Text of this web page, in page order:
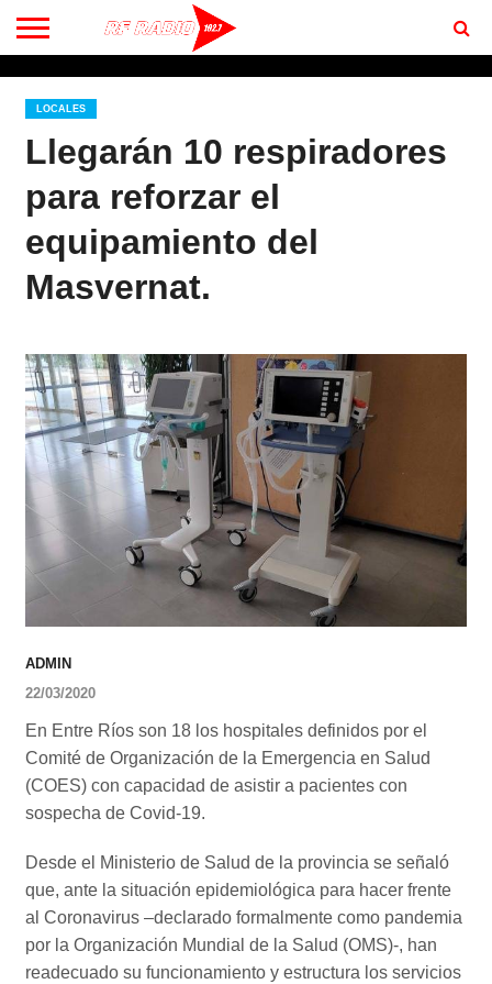
CONTACTO
BIENVENIDOS
A RF 102.7 FM
LOCALES
Llegarán 10 respiradores
para reforzar el
equipamiento del
Masvernat.
ADMIN
22/03/2020
En Entre Ríos son 18 los hospitales definidos por el
Comité de Organización de la Emergencia en Salud
(COES) con capacidad de asistir a pacientes con
sospecha de Covid-19.
Desde el Ministerio de Salud de la provincia se señaló
que, ante la situación epidemiológica para hacer frente
al Coronavirus –declarado formalmente como pandemia
por la Organización Mundial de la Salud (OMS)-, han
readecuado su funcionamiento y estructura los servicios